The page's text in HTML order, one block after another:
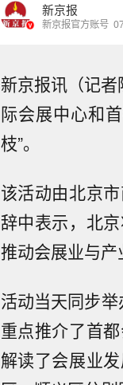
新京报
新京报官方账号
新京报讯（记
际会展中心和
枝”。
该活动由北京
辞中表示，北
推动会展业与产
活动当天同步
重点推介了首
解读了会展业